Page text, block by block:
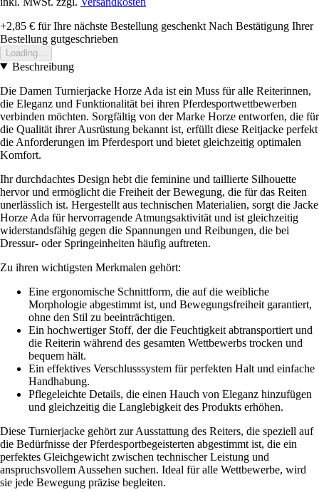
+2,85 € für Ihre nächste Bestellung geschenkt Nach Bestätigung Ihrer
Bestellung gutgeschrieben
Loading...
Beschreibung
Die Damen Turnierjacke Horze Ada ist ein Muss für alle Reiterinnen,
die Eleganz und Funktionalität bei ihren Pferdesportwettbewerben
verbinden möchten. Sorgfältig von der Marke Horze entworfen, die für
die Qualität ihrer Ausrüstung bekannt ist, erfüllt diese Reitjacke perfekt
die Anforderungen im Pferdesport und bietet gleichzeitig optimalen
Komfort.
Ihr durchdachtes Design hebt die feminine und taillierte Silhouette
hervor und ermöglicht die Freiheit der Bewegung, die für das Reiten
unerlässlich ist. Hergestellt aus technischen Materialien, sorgt die Jacke
Horze Ada für hervorragende Atmungsaktivität und ist gleichzeitig
widerstandsfähig gegen die Spannungen und Reibungen, die bei
Dressur- oder Springeinheiten häufig auftreten.
Zu ihren wichtigsten Merkmalen gehört:
Eine ergonomische Schnittform, die auf die weibliche
Morphologie abgestimmt ist, und Bewegungsfreiheit garantiert,
ohne den Stil zu beeinträchtigen.
Ein hochwertiger Stoff, der die Feuchtigkeit abtransportiert und
die Reiterin während des gesamten Wettbewerbs trocken und
bequem hält.
Ein effektives Verschlusssystem für perfekten Halt und einfache
Handhabung.
Pflegeleichte Details, die einen Hauch von Eleganz hinzufügen
und gleichzeitig die Langlebigkeit des Produkts erhöhen.
Diese Turnierjacke gehört zur Ausstattung des Reiters, die speziell auf
die Bedürfnisse der Pferdesportbegeisterten abgestimmt ist, die ein
perfektes Gleichgewicht zwischen technischer Leistung und
anspruchsvollem Aussehen suchen. Ideal für alle Wettbewerbe, wird
sie jede Bewegung präzise begleiten.